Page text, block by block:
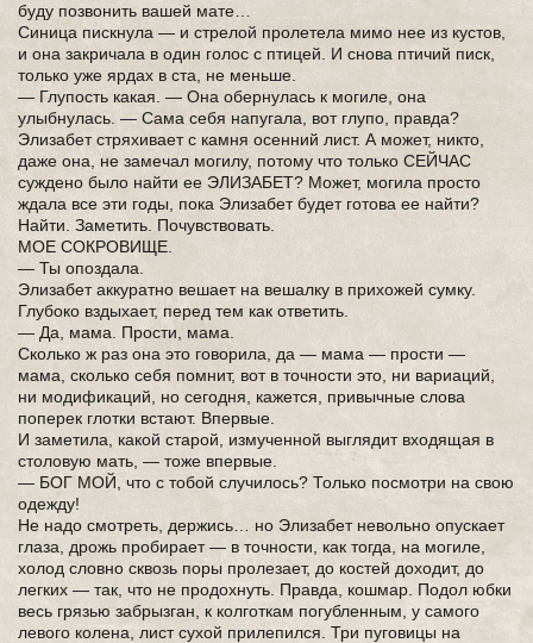
буду позвонить вашей мате…
Синица пискнула — и стрелой пролетела мимо нее из кустов,
и она закричала в один голос с птицей. И снова птичий писк,
только уже ярдах в ста, не меньше.
— Глупость какая. — Она обернулась к могиле, она
улыбнулась. — Сама себя напугала, вот глупо, правда?
Элизабет стряхивает с камня осенний лист. А может, никто,
даже она, не замечал могилу, потому что только СЕЙЧАС
суждено было найти ее ЭЛИЗАБЕТ? Может, могила просто
ждала все эти годы, пока Элизабет будет готова ее найти?
Найти. Заметить. Почувствовать.
МОЕ СОКРОВИЩЕ.
— Ты опоздала.
Элизабет аккуратно вешает на вешалку в прихожей сумку.
Глубоко вздыхает, перед тем как ответить.
— Да, мама. Прости, мама.
Сколько ж раз она это говорила, да — мама — прости —
мама, сколько себя помнит, вот в точности это, ни вариаций,
ни модификаций, но сегодня, кажется, привычные слова
поперек глотки встают. Впервые.
И заметила, какой старой, измученной выглядит входящая в
столовую мать, — тоже впервые.
— БОГ МОЙ, что с тобой случилось? Только посмотри на свою
одежду!
Не надо смотреть, держись… но Элизабет невольно опускает
глаза, дрожь пробирает — в точности, как тогда, на могиле,
холод словно сквозь поры пролезает, до костей доходит, до
легких — так, что не продохнуть. Правда, кошмар. Подол юбки
весь грязью забрызган, к колготкам погубленным, у самого
левого колена, лист сухой прилепился. Три пуговицы на